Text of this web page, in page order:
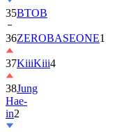
36ZEROBASEONE
37KiiiKiii4
38Jung
Hae-
in2
39AHOF